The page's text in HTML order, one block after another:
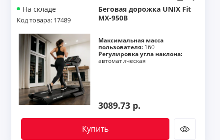
На складе
Код товара: 17489
Беговая дорожка UNIX Fit
MX-950B
Максимальная масса
пользователя: 160
Регулировка угла наклона:
автоматическая
3089.73 р.
Купить